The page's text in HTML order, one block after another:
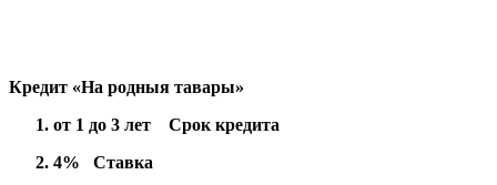
Кредит «На родныя тавары»
от 1 до 3 лет Срок кредита
4% Ставка